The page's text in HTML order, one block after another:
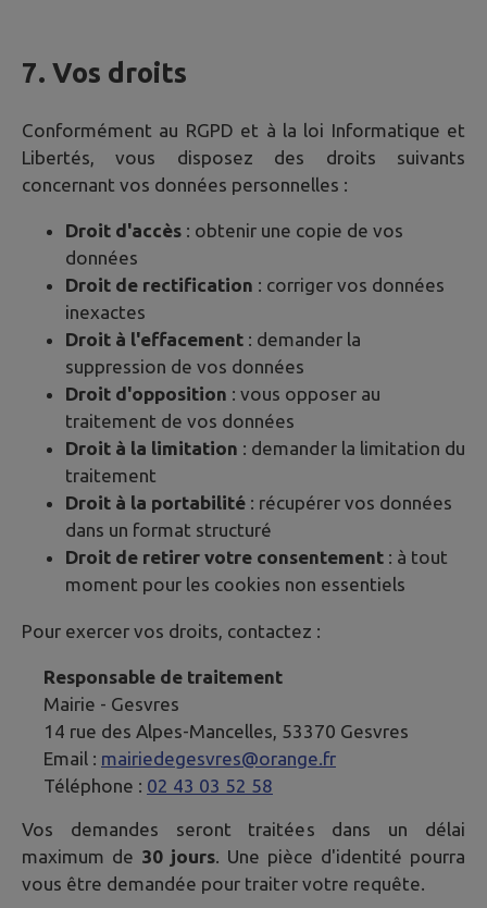
7. Vos droits
Conformément au RGPD et à la loi Informatique et
Libertés, vous disposez des droits suivants
concernant vos données personnelles :
Droit d'accès : obtenir une copie de vos
données
Droit de rectification : corriger vos données
inexactes
Droit à l'effacement : demander la
suppression de vos données
Droit d'opposition : vous opposer au
traitement de vos données
Droit à la limitation : demander la limitation du
traitement
Droit à la portabilité : récupérer vos données
dans un format structuré
Droit de retirer votre consentement : à tout
moment pour les cookies non essentiels
Pour exercer vos droits, contactez :
Responsable de traitement
Mairie - Gesvres
14 rue des Alpes-Mancelles, 53370 Gesvres
Email : mairiedegesvres@orange.fr
Téléphone : 02 43 03 52 58
Vos demandes seront traitées dans un délai
maximum de 30 jours . Une pièce d'identité pourra
vous être demandée pour traiter votre requête.